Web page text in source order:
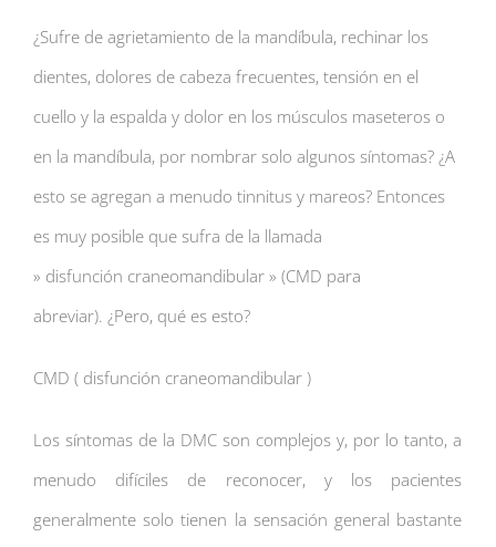
¿Sufre de agrietamiento de la mandíbula, rechinar los
dientes, dolores de cabeza frecuentes, tensión en el
cuello y la espalda y dolor en los músculos maseteros o
en la mandíbula, por nombrar solo algunos síntomas? ¿A
esto se agregan a menudo tinnitus y mareos? Entonces
es muy posible que sufra de la llamada
» disfunción craneomandibular » (CMD para
abreviar). ¿Pero, qué es esto?
CMD ( disfunción craneomandibular )
Los síntomas de la DMC son complejos y, por lo tanto, a
menudo difíciles de reconocer, y los pacientes
generalmente solo tienen la sensación general bastante